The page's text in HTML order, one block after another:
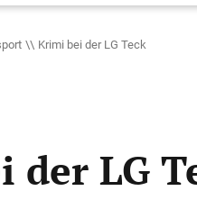
Krimi bei der LG Teck
der LG